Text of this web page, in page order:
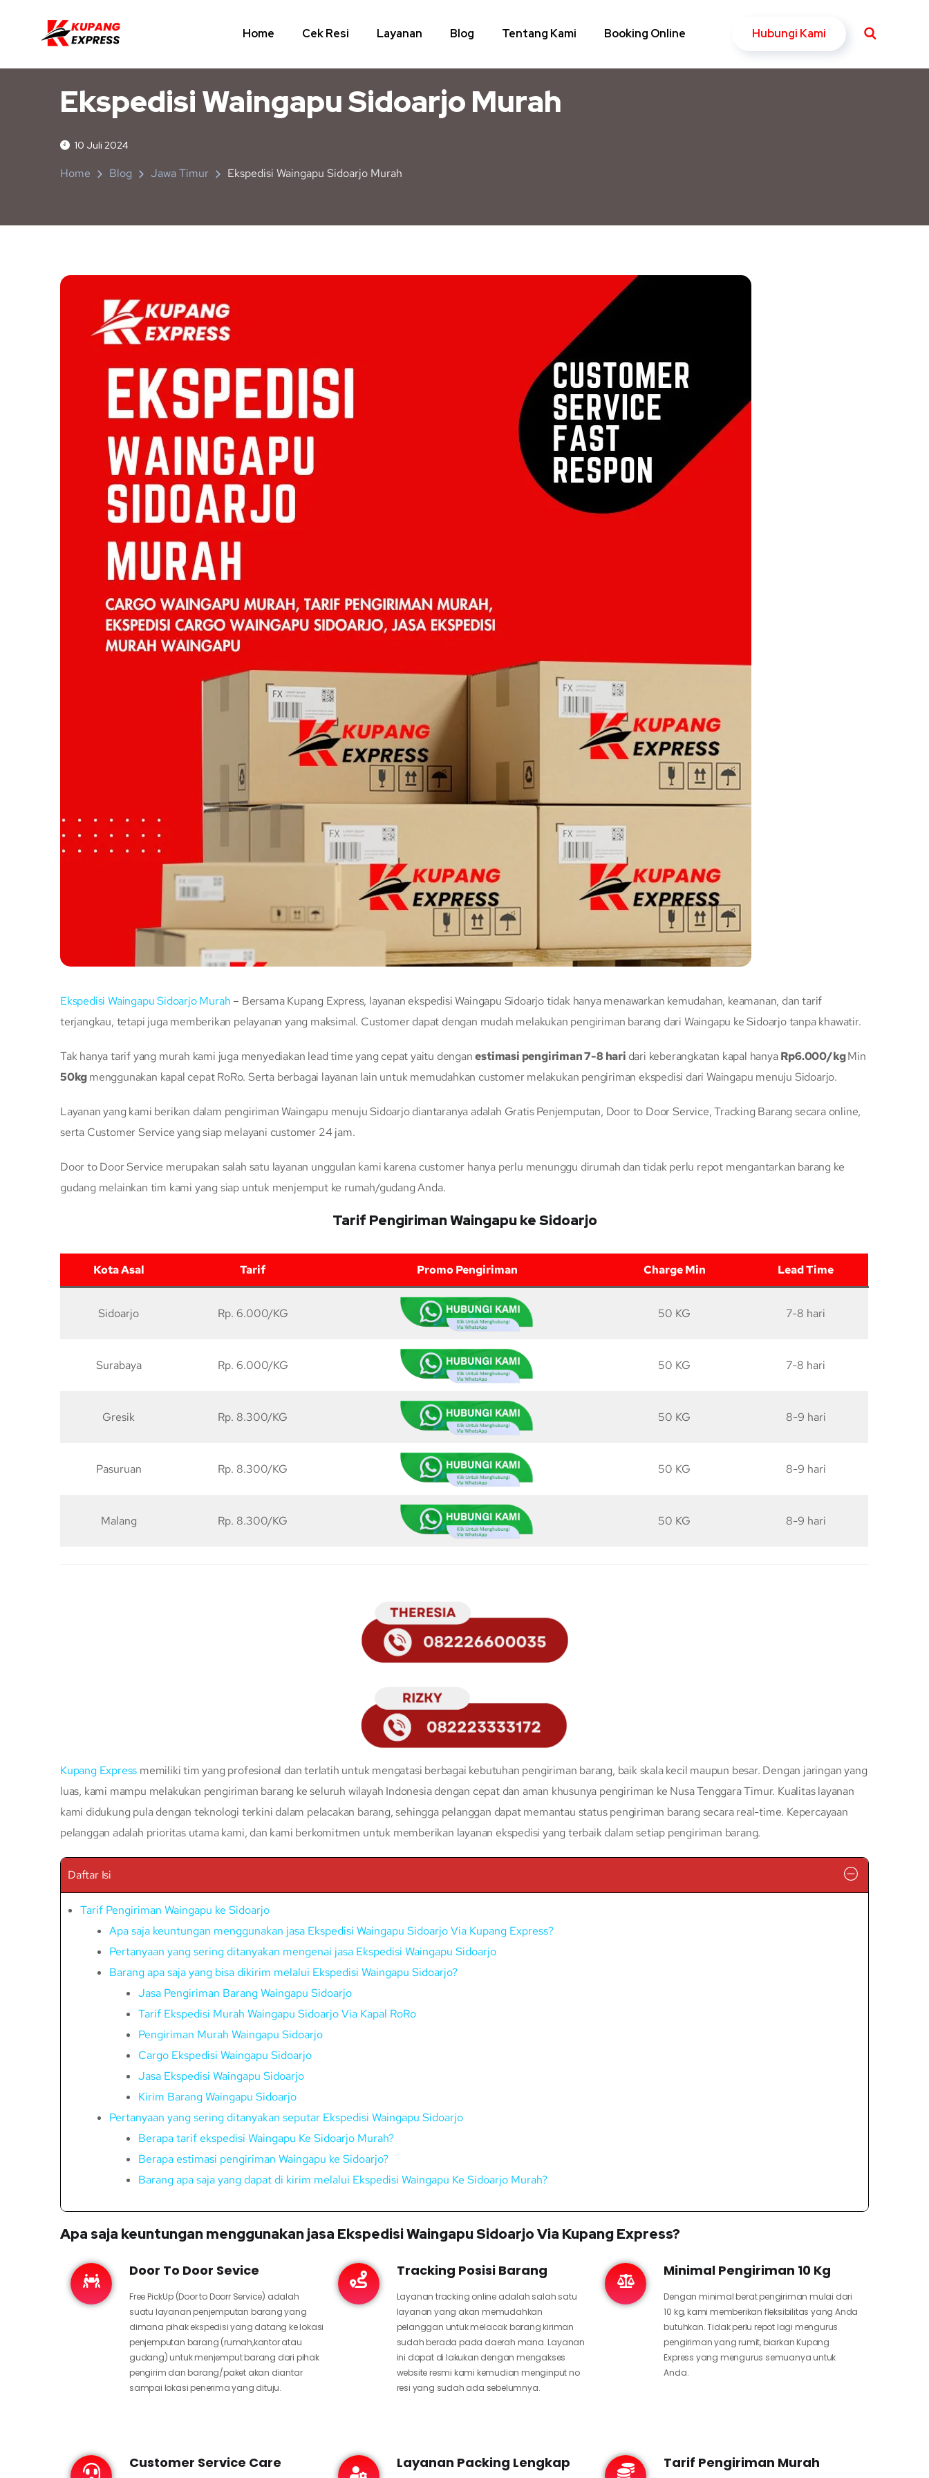
Home Cek Resi Layanan Blog Tentang Kami Booking Online Hubungi Kami
Ekspedisi Waingapu Sidoarjo Murah
10 Juli 2024
Home Blog Jawa Timur Ekspedisi Waingapu Sidoarjo Murah
Ekspedisi Waingapu Sidoarjo Murah – Bersama Kupang Express, layanan ekspedisi Waingapu Sidoarjo tidak hanya menawarkan kemudahan, keamanan, dan tarif
terjangkau, tetapi juga memberikan pelayanan yang maksimal. Customer dapat dengan mudah melakukan pengiriman barang dari Waingapu ke Sidoarjo tanpa khawatir.
Tak hanya tarif yang murah kami juga menyediakan lead time yang cepat yaitu denganestimasi pengiriman 7-8 hari dari keberangkatan kapal hanyaRp6.000/kgMin
50kgmenggunakan kapal cepat RoRo. Serta berbagai layanan lain untuk memudahkan customer melakukan pengiriman ekspedisi dari Waingapu menuju Sidoarjo.
Layanan yang kami berikan dalam pengiriman Waingapu menuju Sidoarjo diantaranya adalah Gratis Penjemputan, Door to Door Service, Tracking Barang secara online,
serta Customer Service yang siap melayani customer 24 jam.
Door to Door Service merupakan salah satu layanan unggulan kami karena customer hanya perlu menunggu dirumah dan tidak perlu repot mengantarkan barang ke
gudang melainkan tim kami yang siap untuk menjemput ke rumah/gudang Anda.
Tarif Pengiriman Waingapu ke Sidoarjo
Kota Asal Tarif Promo Pengiriman Charge Min Lead Time
Sidoarjo Rp. 6.000/KG 50 KG 7-8 hari
Surabaya Rp. 6.000/KG 50 KG 7-8 hari
Gresik Rp. 8.300/KG 50 KG 8-9 hari
Pasuruan Rp. 8.300/KG 50 KG 8-9 hari
Malang Rp. 8.300/KG 50 KG 8-9 hari
Kupang Express memiliki tim yang profesional dan terlatih untuk mengatasi berbagai kebutuhan pengiriman barang, baik skala kecil maupun besar. Dengan jaringan yang
luas, kami mampu melakukan pengiriman barang ke seluruh wilayah Indonesia dengan cepat dan aman khusunya pengiriman ke Nusa Tenggara Timur. Kualitas layanan
kami didukung pula dengan teknologi terkini dalam pelacakan barang, sehingga pelanggan dapat memantau status pengiriman barang secara real-time. Kepercayaan
pelanggan adalah prioritas utama kami, dan kami berkomitmen untuk memberikan layanan ekspedisi yang terbaik dalam setiap pengiriman barang.
Daftar Isi
Tarif Pengiriman Waingapu ke Sidoarjo
Apa saja keuntungan menggunakan jasa Ekspedisi Waingapu Sidoarjo Via Kupang Express?
Pertanyaan yang sering ditanyakan mengenai jasa Ekspedisi Waingapu Sidoarjo
Barang apa saja yang bisa dikirim melalui Ekspedisi Waingapu Sidoarjo?
Jasa Pengiriman Barang Waingapu Sidoarjo
Tarif Ekspedisi Murah Waingapu Sidoarjo Via Kapal RoRo
Pengiriman Murah Waingapu Sidoarjo
Cargo Ekspedisi Waingapu Sidoarjo
Jasa Ekspedisi Waingapu Sidoarjo
Kirim Barang Waingapu Sidoarjo
Pertanyaan yang sering ditanyakan seputar Ekspedisi Waingapu Sidoarjo
Berapa tarif ekspedisi Waingapu Ke Sidoarjo Murah?
Berapa estimasi pengiriman Waingapu ke Sidoarjo?
Barang apa saja yang dapat di kirim melalui Ekspedisi Waingapu Ke Sidoarjo Murah?
Apa saja keuntungan menggunakan jasa Ekspedisi Waingapu Sidoarjo Via Kupang Express?
Door To Door Sevice
Free PickUp (Door to Doorr Service) adalah
suatu layanan penjemputan barang yang
dimana pihak ekspedisi yang datang ke lokasi
penjemputan barang (rumah,kantor atau
gudang) untuk menjemput barang dari pihak
pengirim dan barang/paket akan diantar
sampai lokasi penerima yang dituju.
Tracking Posisi Barang
Layanan tracking online adalah salah satu
layanan yang akan memudahkan
pelanggan untuk melacak barang kiriman
sudah berada pada daerah mana. Layanan
ini dapat di lakukan dengan mengakses
website resmi kami kemudian menginput no
resi yang sudah ada sebelumnya.
Minimal Pengiriman 10 Kg
Dengan minimal berat pengiriman mulai dari
10 kg, kami memberikan fleksibilitas yang Anda
butuhkan. Tidak perlu repot lagi mengurus
pengiriman yang rumit, biarkan Kupang
Express yang mengurus semuanya untuk
Anda.
Customer Service Care Layanan Packing Lengkap Tarif Pengiriman Murah